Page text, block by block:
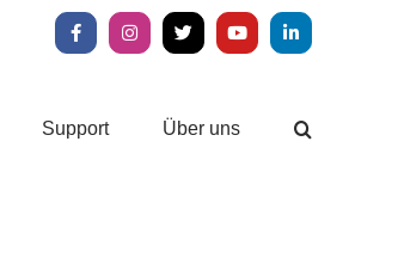
FacebookInstagram
X YouTubeLinkedIn
Support Über uns